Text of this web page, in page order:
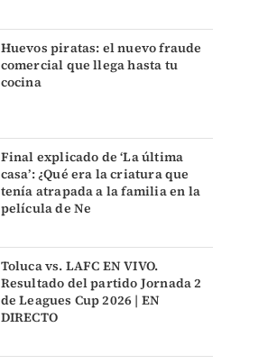
Huevos piratas: el nuevo fraude
comercial que llega hasta tu
cocina
Final explicado de ‘La última
casa’: ¿Qué era la criatura que
tenía atrapada a la familia en la
película de Ne
Toluca vs. LAFC EN VIVO.
Resultado del partido Jornada 2
de Leagues Cup 2026 | EN
DIRECTO